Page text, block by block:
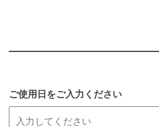
ご使用日をご入力ください